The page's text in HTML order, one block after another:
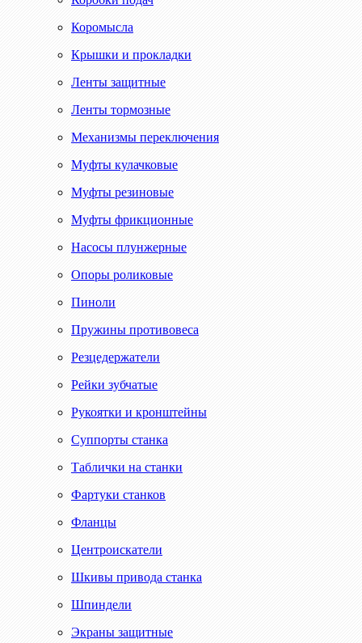
Коромысла
Крышки и прокладки
Ленты защитные
Ленты тормозные
Механизмы переключения
Муфты кулачковые
Муфты резиновые
Муфты фрикционные
Насосы плунжерные
Опоры роликовые
Пиноли
Пружины противовеса
Резцедержатели
Рейки зубчатые
Рукоятки и кронштейны
Суппорты станка
Таблички на станки
Фартуки станков
Фланцы
Центроискатели
Шкивы привода станка
Шпиндели
Экраны защитные